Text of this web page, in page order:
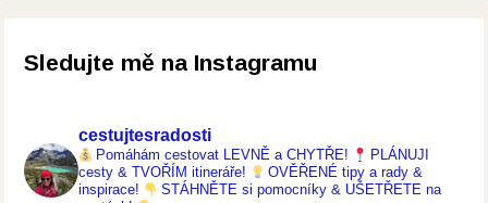
Sledujte mě na Instagramu
cestujtesradosti
Pomáhám cestovat LEVNĚ a CHYTŘE!
PLÁNUJI
cesty & TVOŘÍM itineráře!
OVĚŘENÉ tipy a rady &
inspirace!
STÁHNĚTE si pomocníky & UŠETŘETE na